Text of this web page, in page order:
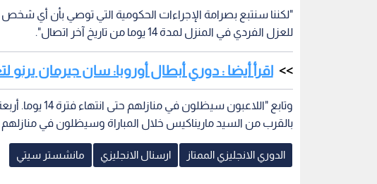
"لكننا سنتبع بصرامة الإجراءات الحكومية التي توصي بأن أي
للعزل الفردي في المنزل لمدة 14 يوما من تاريخ آخر اتصال".
اقرأ أيضا : دوري أبطال أوروبا: سان جيرمان
وتابع "اللاعبون
بالقرب من السيد ماريناكيس خلال المباراة وسيظلون في منازلهم حتى
الدوري الانجليزي الممتاز ارسنال الانجليزي مانشستر سيتي